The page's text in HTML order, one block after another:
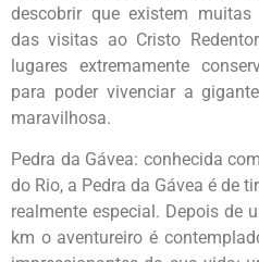
descobrir que existem
das visitas ao Cristo
lugares extremamente
para poder vivenciar a
maravilhosa.
Pedra da Gávea: conhecida
do Rio, a Pedra da Gávea é de
realmente especial. Depois de
km o aventureiro é